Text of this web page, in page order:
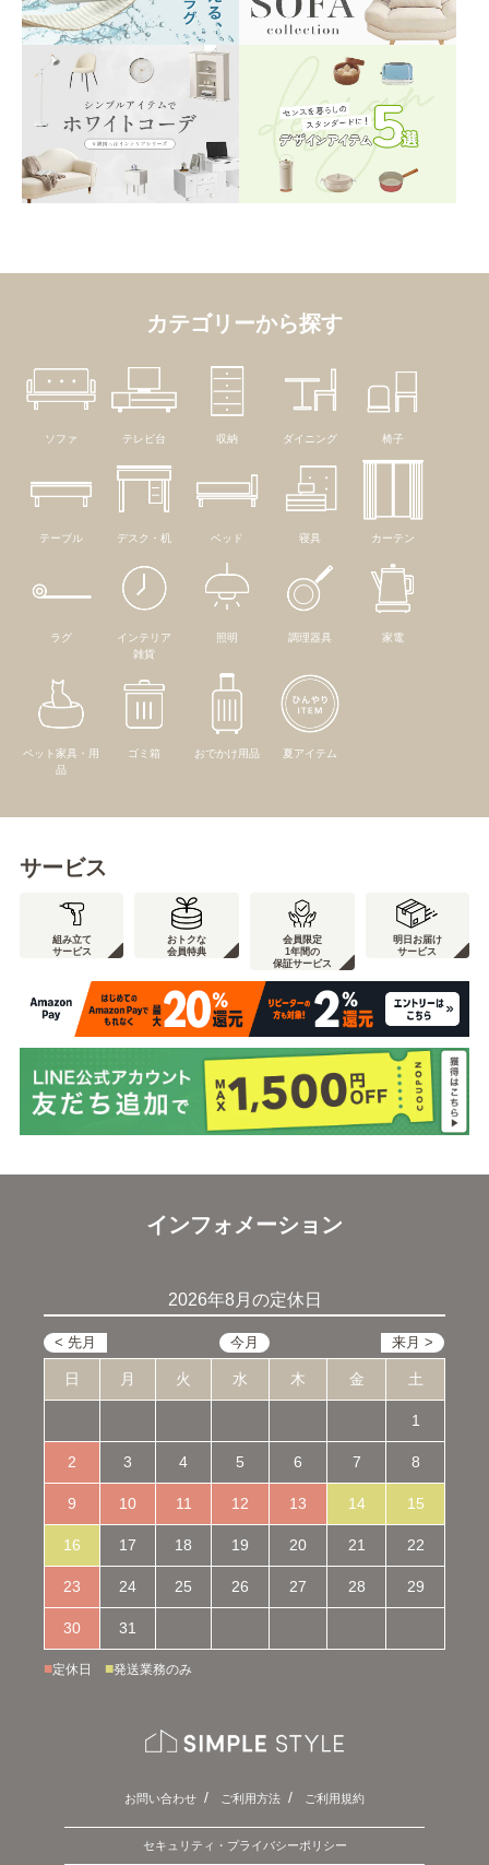
カテゴリーから探す
ソファ テレビ台 収納 ダイニング 椅子
テーブル デスク・机 ベッド 寝具 カーテン
ラグ
インテリア
雑貨
照明 調理器具 家電
ペット家具・用
品
ゴミ箱 おでかけ用品 夏アイテム
サービス
組み立て
サービス
おトクな
会員特典
会員限定
1年間の
保証サービス
明日お届け
サービス
インフォメーション
2026年8月の定休日
日 月 火 水 木 金 土
1
2 3 4 5 6 7 8
9 10 11 12 13 14 15
16 17 18 19 20 21 22
23 24 25 26 27 28 29
30 31
■定休日 ■発送業務のみ
お問い合わせ ご利用方法 ご利用規約
セキュリティ・プライバシーポリシー